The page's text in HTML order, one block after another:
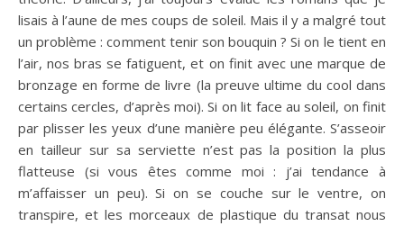
lisais à l’aune de mes coups de soleil. Mais il y a malgré tout
un problème : comment tenir son bouquin ? Si on le tient en
l’air, nos bras se fatiguent, et on finit avec une marque de
bronzage en forme de livre (la preuve ultime du cool dans
certains cercles, d’après moi). Si on lit face au soleil, on finit
par plisser les yeux d’une manière peu élégante. S’asseoir
en tailleur sur sa serviette n’est pas la position la plus
flatteuse (si vous êtes comme moi : j’ai tendance à
m’affaisser un peu). Si on se couche sur le ventre, on
transpire, et les morceaux de plastique du transat nous